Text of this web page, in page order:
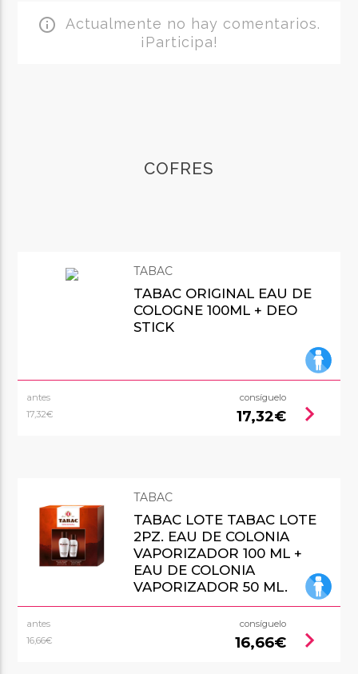
info_outline Actualmente no hay comentarios.
¡Participa!
COFRES
TABAC
TABAC ORIGINAL EAU DE
COLOGNE 100ML + DEO
STICK
antes
17,32€
consíguelo
17,32€ chevron_right
TABAC
TABAC LOTE TABAC LOTE
2PZ. EAU DE COLONIA
VAPORIZADOR 100 ML +
EAU DE COLONIA
VAPORIZADOR 50 ML.
antes
16,66€
consíguelo
16,66€ chevron_right